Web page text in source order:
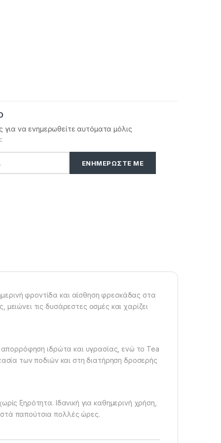
για να ενημερωθείτε αυτόματα μόλις
φροντίδα και αίσθηση φρεσκάδας στα
τις δυσάρεστες οσμές και χαρίζει
απορρόφηση ιδρώτα και υγρασίας, ενώ το Tea
των ποδιών και στη διατήρηση δροσερής
ξηρότητα. Ιδανική για καθημερινή χρήση,
παπούτσια πολλές ώρες.